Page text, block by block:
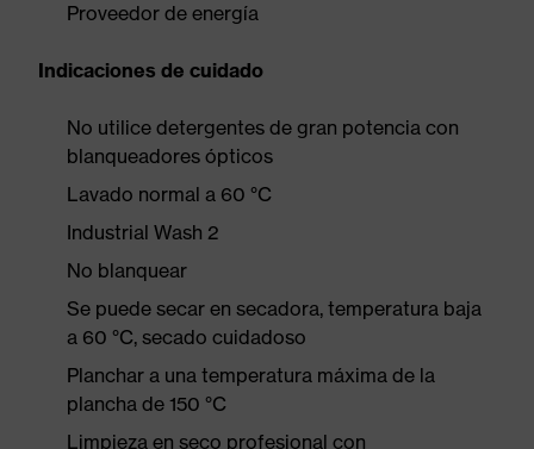
Proveedor de energía
Indicaciones de cuidado
No utilice detergentes de gran potencia con
blanqueadores ópticos
Lavado normal a 60 °C
Industrial Wash 2
No blanquear
Se puede secar en secadora, temperatura baja
a 60 °C, secado cuidadoso
Planchar a una temperatura máxima de la
plancha de 150 °C
Limpieza en seco profesional con